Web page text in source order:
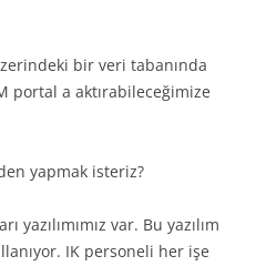
bir veri tabanında
portal a aktırabileceğimize
yapmak isteriz?
var. Bu yazılım
IK personeli her işe